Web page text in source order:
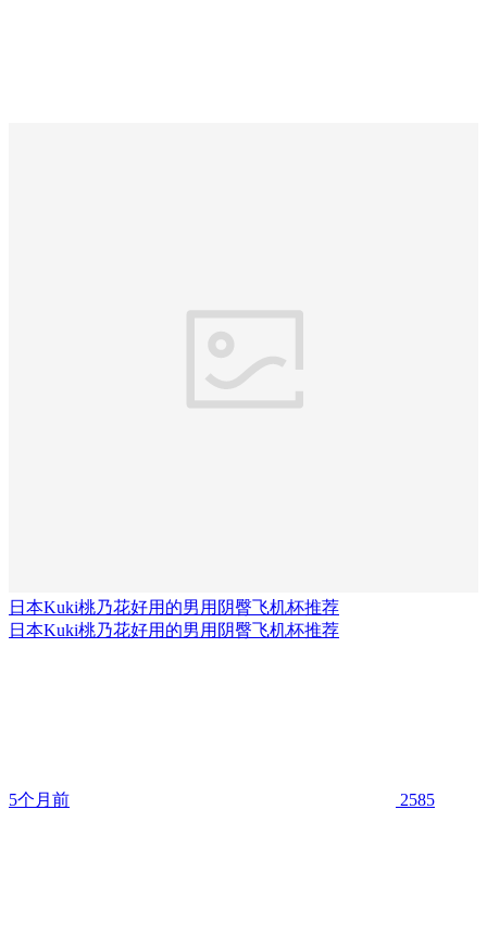
日本Kuki桃乃花好用的男用阴臀飞机杯推荐
日本Kuki桃乃花好用的男用阴臀飞机杯推荐
5个月前 2585